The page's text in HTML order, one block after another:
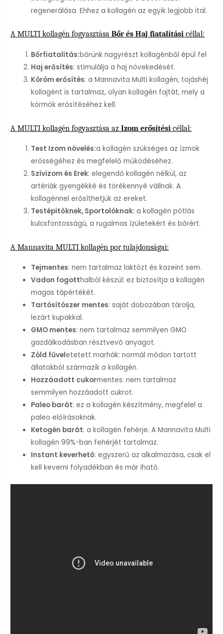
regenerálása. Ehhez a kollagén az egyik legjobb ital.
A MULTI kollagén fogyasztásaBőr és Haj fiatalítási céllal:
Bőrfiatalítás:bőrünk nagyrészt kollagénből épül fel
Haj erősítés: stimulálja a haj növekedését.
Köröm erősítés: a Mannavita Multi kollagén, tojáshéj
kollagént is tartalmaz, olyan kollagén fajtát, mely a
körmök erősítéséhez kell.
A MULTI kollagén fogyasztása azIzom erősítésicéllal:
Test Izom növelés:a kollagén szükséges az ízmok
erősségéhez és megfelelő működéséhez.
Szívizom és Erek: elegendő kollagén nélkül, az
artériák gyengékké és törékennyé vállnak. A
kollagénnel erősíthetjük az ereket.
Testépítőknek, Sportolóknak: a kollagén pótlás
kulcsfontosságú, a rugalmas ízületekért és bőrért.
A Mannavita MULTI kollagén por tulajdonságai:
Tejmentes: nem tartalmaz laktózt és kazeint sem.
Vadon fogotthalból készül: ez biztosítja a kollagén
magas tápértékét.
Tartósítószer mentes: saját dobozában tárolja,
lezárt kupakkal.
GMO mentes: nem tartalmaz semmilyen GMO
gazdálkodásban résztvevő anyagot.
Zöld fűveletetett marhák: normál módon tartott
állatokból származik a kollagén.
Hozzáadott cukormentes: nem tartalmaz
semmilyen hozzáadott cukrot.
Paleo barát: ez a kollagén készítmény, megfelel a
paleo előírásoknak.
Ketogén barát: a kollagén fehérje. A Mannavita Multi
kollagén 99%-ban fehérjét tartalmaz.
Instant keverhető: egyszerű az alkalmazása, csak el
kell keverni folyadékban és már iható.